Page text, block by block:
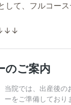
て、フルコー
↓↓↓